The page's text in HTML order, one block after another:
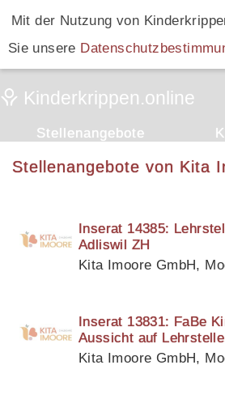
Mit der Nutzung von
Sie unsere
Stellenangebote
Stellenangebote von Kita
Inserat 14385:
Adliswil ZH
Inserat 13831: FaBe
Aussicht auf